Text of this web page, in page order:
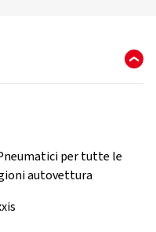
per tutte le
autovettura